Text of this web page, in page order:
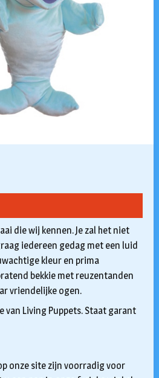
die wij kennen. Je zal het niet
iedereen gedag met een luid
kleur en prima
bekkie met reuzentanden
vriendelijke ogen.
van Living Puppets. Staat garant
onze site zijn voorradig voor